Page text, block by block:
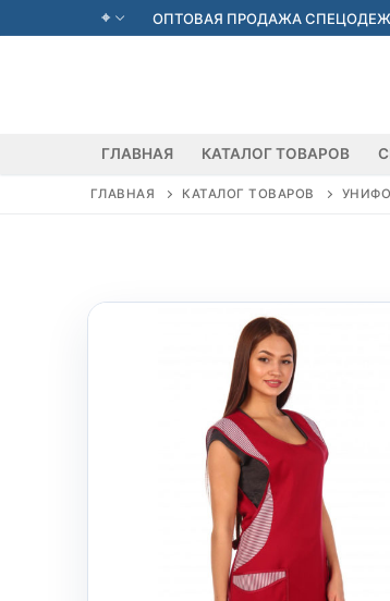
к
ОПТОВАЯ ПРОДАЖА
ГЛАВНАЯ КАТАЛОГ ТОВАРОВ
ГЛАВНАЯ КАТАЛОГ ТОВАРОВ